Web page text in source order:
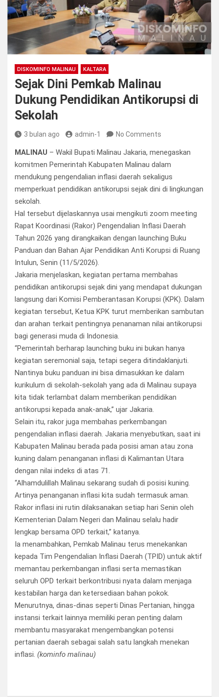
DISKOMINFO MALINAU KALTARA
Sejak Dini Pemkab Malinau
Dukung Pendidikan Antikorupsi di
Sekolah
3 bulan ago admin-1 No Comments
MALINAU – Wakil Bupati Malinau Jakaria, menegaskan
komitmen Pemerintah Kabupaten Malinau dalam
mendukung pengendalian inflasi daerah sekaligus
memperkuat pendidikan antikorupsi sejak dini di lingkungan
sekolah.
Hal tersebut dijelaskannya usai mengikuti zoom meeting
Rapat Koordinasi (Rakor) Pengendalian Inflasi Daerah
Tahun 2026 yang dirangkaikan dengan launching Buku
Panduan dan Bahan Ajar Pendidikan Anti Korupsi di Ruang
Intulun, Senin (11/5/2026).
Jakaria menjelaskan, kegiatan pertama membahas
pendidikan antikorupsi sejak dini yang mendapat dukungan
langsung dari Komisi Pemberantasan Korupsi (KPK). Dalam
kegiatan tersebut, Ketua KPK turut memberikan sambutan
dan arahan terkait pentingnya penanaman nilai antikorupsi
bagi generasi muda di Indonesia.
“Pemerintah berharap launching buku ini bukan hanya
kegiatan seremonial saja, tetapi segera ditindaklanjuti.
Nantinya buku panduan ini bisa dimasukkan ke dalam
kurikulum di sekolah-sekolah yang ada di Malinau supaya
kita tidak terlambat dalam memberikan pendidikan
antikorupsi kepada anak-anak,” ujar Jakaria.
Selain itu, rakor juga membahas perkembangan
pengendalian inflasi daerah. Jakaria menyebutkan, saat ini
Kabupaten Malinau berada pada posisi aman atau zona
kuning dalam penanganan inflasi di Kalimantan Utara
dengan nilai indeks di atas 71.
“Alhamdulillah Malinau sekarang sudah di posisi kuning.
Artinya penanganan inflasi kita sudah termasuk aman.
Rakor inflasi ini rutin dilaksanakan setiap hari Senin oleh
Kementerian Dalam Negeri dan Malinau selalu hadir
lengkap bersama OPD terkait,” katanya.
Ia menambahkan, Pemkab Malinau terus menekankan
kepada Tim Pengendalian Inflasi Daerah (TPID) untuk aktif
memantau perkembangan inflasi serta memastikan
seluruh OPD terkait berkontribusi nyata dalam menjaga
kestabilan harga dan ketersediaan bahan pokok.
Menurutnya, dinas-dinas seperti Dinas Pertanian, hingga
instansi terkait lainnya memiliki peran penting dalam
membantu masyarakat mengembangkan potensi
pertanian daerah sebagai salah satu langkah menekan
inflasi. (kominfo malinau)